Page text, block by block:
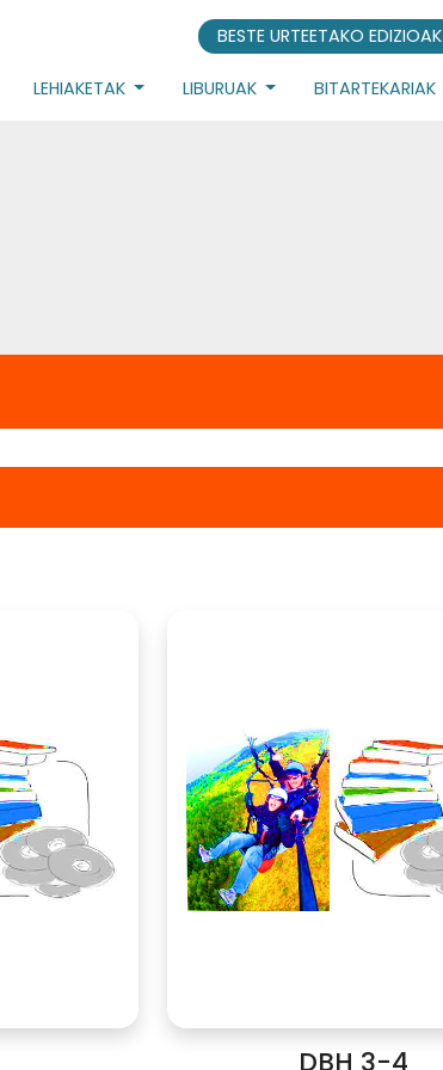
BESTE URTEETAKO EDIZIOAK
LEHIAKETAK LIBURUAK BITARTEKARIAK
DBH 3-4